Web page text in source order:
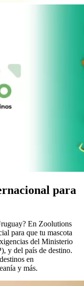
para
En Zoolutions
para que tu mascota
del Ministerio
y del país de destino.
en
y más.